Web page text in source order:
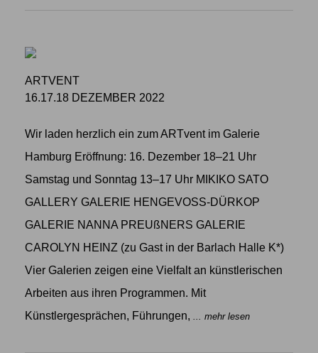
ARTVENT
16.17.18 DEZEMBER 2022
Wir laden herzlich ein zum ARTvent im Galerie
Hamburg Eröffnung: 16. Dezember 18–21 Uhr
Samstag und Sonntag 13–17 Uhr MIKIKO SATO
GALLERY GALERIE HENGEVOSS-DÜRKOP
GALERIE NANNA PREUßNERS GALERIE
CAROLYN HEINZ (zu Gast in der Barlach Halle K*)
Vier Galerien zeigen eine Vielfalt an künstlerischen
Arbeiten aus ihren Programmen. Mit
Künstlergesprächen, Führungen,
... mehr lesen